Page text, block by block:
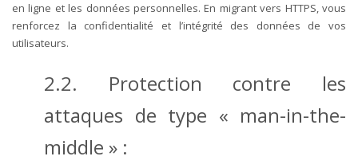
en ligne et les données personnelles. En migrant vers HTTPS, vous
renforcez la confidentialité et l’intégrité des données de vos
utilisateurs.
2.2. Protection contre les
attaques de type « man-in-the-
middle » :